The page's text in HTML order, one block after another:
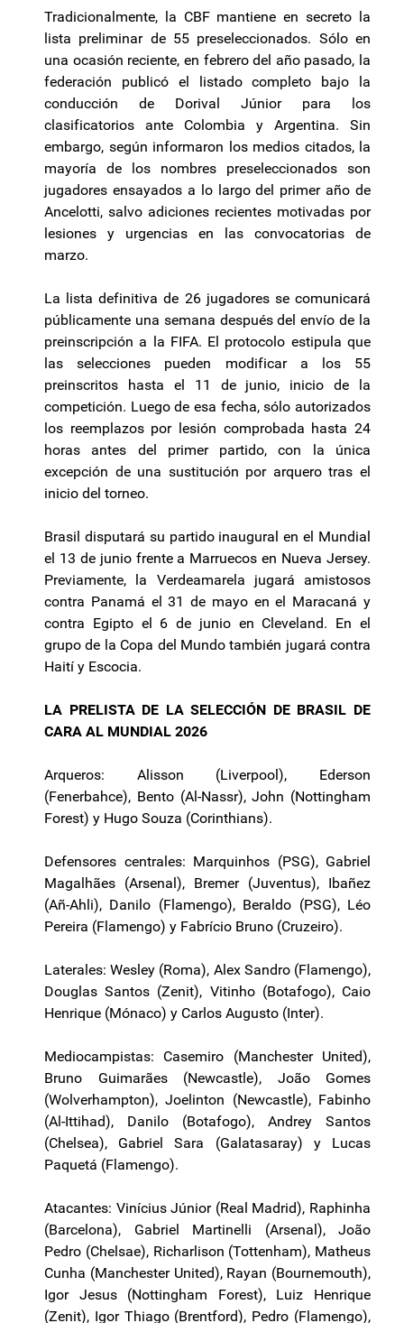
Tradicionalmente, la CBF mantiene en secreto la
lista preliminar de 55 preseleccionados. Sólo en
una ocasión reciente, en febrero del año pasado, la
federación publicó el listado completo bajo la
conducción de Dorival Júnior para los
clasificatorios ante Colombia y Argentina. Sin
embargo, según informaron los medios citados, la
mayoría de los nombres preseleccionados son
jugadores ensayados a lo largo del primer año de
Ancelotti, salvo adiciones recientes motivadas por
lesiones y urgencias en las convocatorias de
marzo.
La lista definitiva de 26 jugadores se comunicará
públicamente una semana después del envío de la
preinscripción a la FIFA. El protocolo estipula que
las selecciones pueden modificar a los 55
preinscritos hasta el 11 de junio, inicio de la
competición. Luego de esa fecha, sólo autorizados
los reemplazos por lesión comprobada hasta 24
horas antes del primer partido, con la única
excepción de una sustitución por arquero tras el
inicio del torneo.
Brasil disputará su partido inaugural en el Mundial
el 13 de junio frente a Marruecos en Nueva Jersey.
Previamente, la Verdeamarela jugará amistosos
contra Panamá el 31 de mayo en el Maracaná y
contra Egipto el 6 de junio en Cleveland. En el
grupo de la Copa del Mundo también jugará contra
Haití y Escocia.
LA PRELISTA DE LA SELECCIÓN DE BRASIL DE
CARA AL MUNDIAL 2026
Arqueros: Alisson (Liverpool), Ederson
(Fenerbahce), Bento (Al-Nassr), John (Nottingham
Forest) y Hugo Souza (Corinthians).
Defensores centrales: Marquinhos (PSG), Gabriel
Magalhães (Arsenal), Bremer (Juventus), Ibañez
(Añ-Ahli), Danilo (Flamengo), Beraldo (PSG), Léo
Pereira (Flamengo) y Fabrício Bruno (Cruzeiro).
Laterales: Wesley (Roma), Alex Sandro (Flamengo),
Douglas Santos (Zenit), Vitinho (Botafogo), Caio
Henrique (Mónaco) y Carlos Augusto (Inter).
Mediocampistas: Casemiro (Manchester United),
Bruno Guimarães (Newcastle), João Gomes
(Wolverhampton), Joelinton (Newcastle), Fabinho
(Al-Ittihad), Danilo (Botafogo), Andrey Santos
(Chelsea), Gabriel Sara (Galatasaray) y Lucas
Paquetá (Flamengo).
Atacantes: Vinícius Júnior (Real Madrid), Raphinha
(Barcelona), Gabriel Martinelli (Arsenal), João
Pedro (Chelsae), Richarlison (Tottenham), Matheus
Cunha (Manchester United), Rayan (Bournemouth),
Igor Jesus (Nottingham Forest), Luiz Henrique
(Zenit), Igor Thiago (Brentford), Pedro (Flamengo),